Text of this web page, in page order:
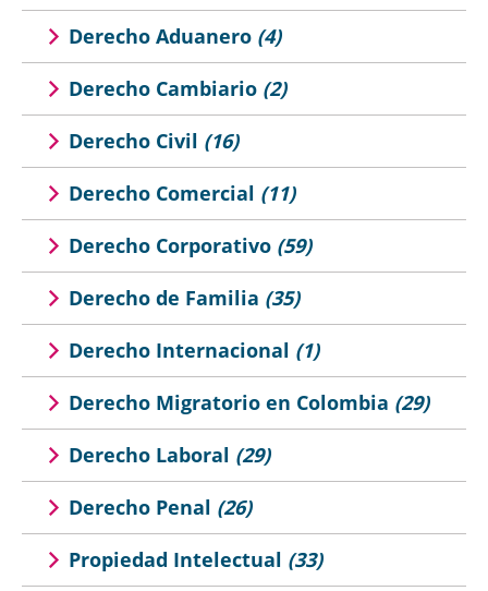
Derecho Aduanero (4)
Derecho Cambiario (2)
Derecho Civil (16)
Derecho Comercial (11)
Derecho Corporativo (59)
Derecho de Familia (35)
Derecho Internacional (1)
Derecho Migratorio en Colombia (29)
Derecho Laboral (29)
Derecho Penal (26)
Propiedad Intelectual (33)